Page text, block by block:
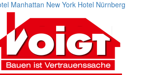
Manhattan New York Hotel Nürnberg